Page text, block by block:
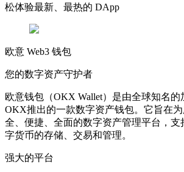
松体验最新、最热的 DApp
欧意 Web3 钱包
您的数字资产守护者
欧意钱包（OKX Wallet）是由全球知名
OKX推出的一款数字资产钱包。它旨在
全、便捷、全面的数字资产管理平台，支
字货币的存储、交易和管理。
强大的平台